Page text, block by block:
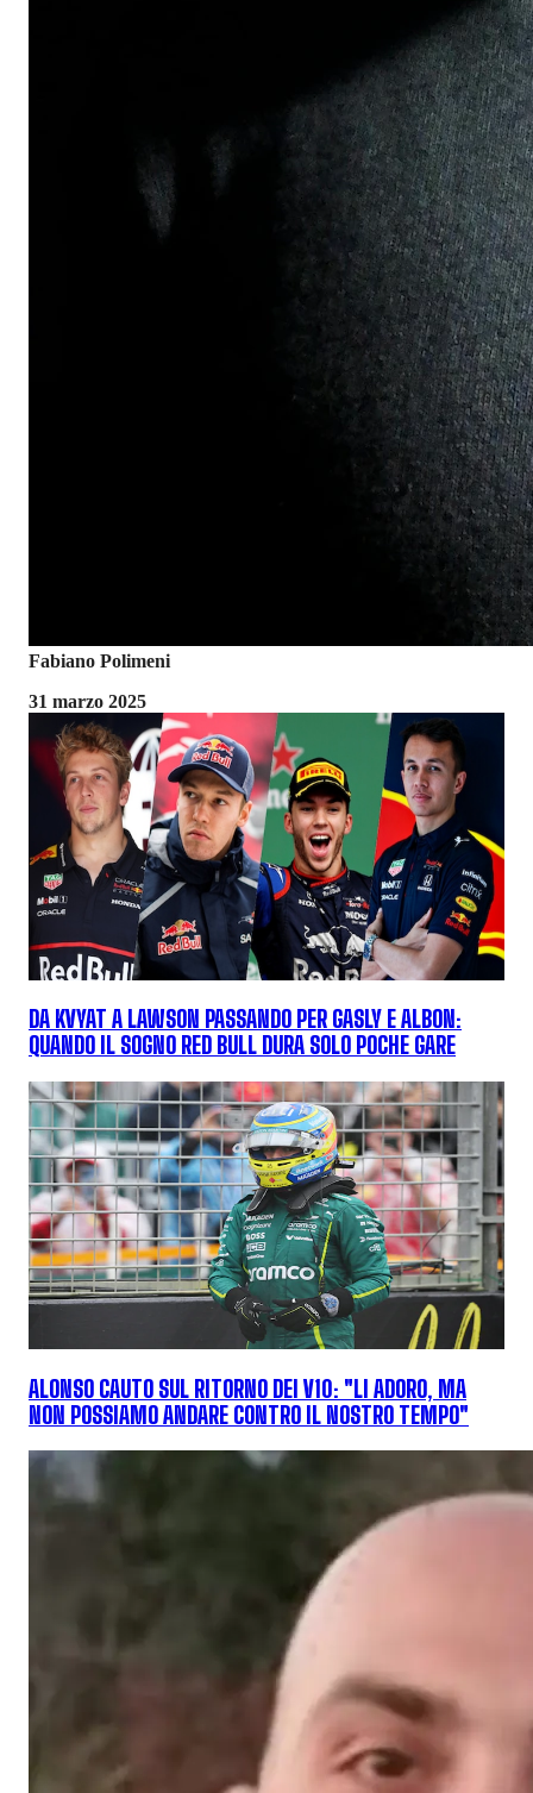
Fabiano Polimeni
31 marzo 2025
DA KVYAT A LAWSON PASSANDO PER GASLY E ALBON:
QUANDO IL SOGNO RED BULL DURA SOLO POCHE GARE
ALONSO CAUTO SUL RITORNO DEI V10: "LI ADORO, MA
NON POSSIAMO ANDARE CONTRO IL NOSTRO TEMPO"